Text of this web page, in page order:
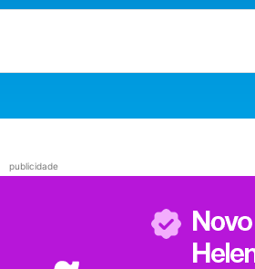
publicidade